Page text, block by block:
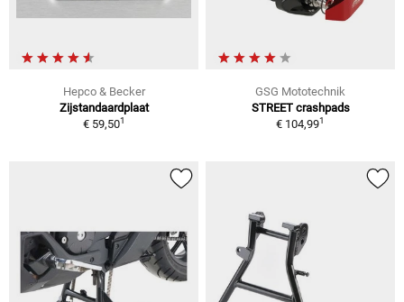
Hepco & Becker
Zijstandaardplaat
€ 59,501
GSG Mototechnik
STREET crashpads
€ 104,991